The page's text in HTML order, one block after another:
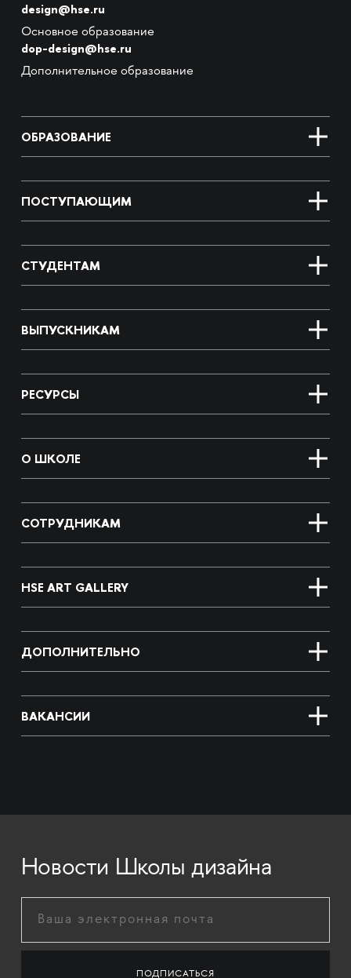
design@hse.ru
Основное образование
dop-design@hse.ru
Дополнительное образование
ОБРАЗОВАНИЕ
ПОСТУПАЮЩИМ
СТУДЕНТАМ
ВЫПУСКНИКАМ
РЕСУРСЫ
О ШКОЛЕ
СОТРУДНИКАМ
HSE ART GALLERY
ДОПОЛНИТЕЛЬНО
ВАКАНСИИ
Новости Школы дизайна